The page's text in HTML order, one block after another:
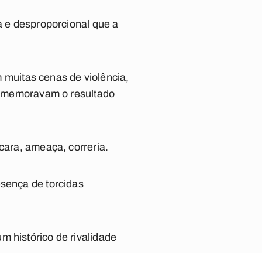
e desproporcional que a
muitas cenas de violência,
o resultado
ameaça, correria.
de torcidas
histórico de rivalidade